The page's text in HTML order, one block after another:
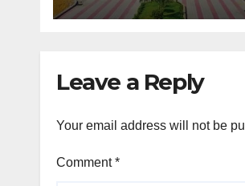
Leave a Reply
Your email address will not be
Comment*